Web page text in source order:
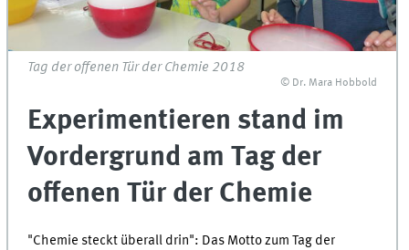
Tag der offenen Tür der Chemie 2018
© Dr. Mara Hobbold
Experimentieren stand im
Vordergrund am Tag der
offenen Tür der Chemie
"Chemie steckt überall drin": Das Motto zum Tag der